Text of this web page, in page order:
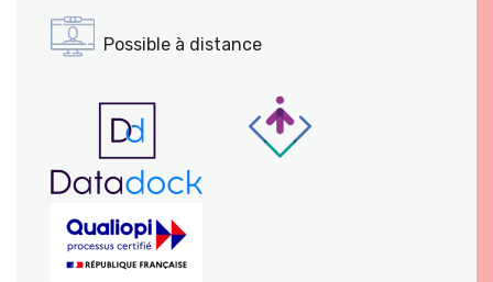
Possible à distance